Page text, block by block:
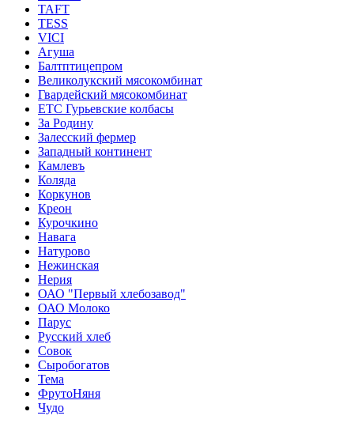
TAFT
TESS
VICI
Агуша
Балтптицепром
Великолукский мясокомбинат
Гвардейский мясокомбинат
ЕТС Гурьевские колбасы
За Родину
Залесский фермер
Западный континент
Камлевъ
Коляда
Коркунов
Креон
Курочкино
Навага
Натурово
Нежинская
Нерия
ОАО "Первый хлебозавод"
ОАО Молоко
Парус
Русский хлеб
Совок
Сыробогатов
Тема
ФрутоНяня
Чудо